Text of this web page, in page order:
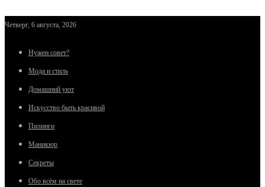
Четверг, 6 августа, 2026
Нужен совет?
Мода и стиль
Домашний уют
Искусство быть красивой
Пилинги
Маникюр
Секреты
Обо всём на свете